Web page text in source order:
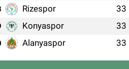
Rizespor 33
Konyaspor 33
Alanyaspor 33